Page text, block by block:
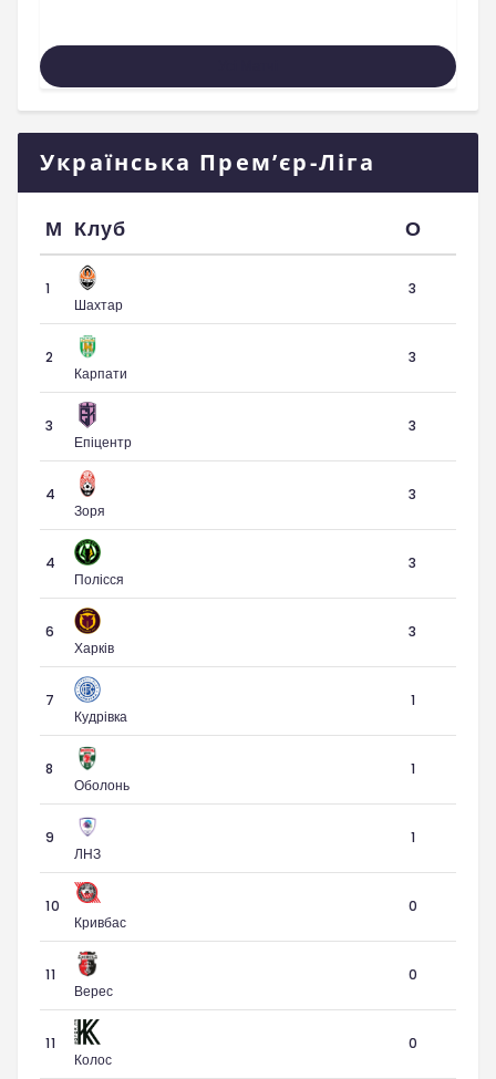
Українська Прем’єр-Ліга
М Клуб О
1
Шахтар
3
2
Карпати
3
3
Епіцентр
3
4
Зоря
3
4
Полісся
3
6
Харків
3
7
Кудрівка
1
8
Оболонь
1
9
ЛНЗ
1
10
Кривбас
0
11
Верес
0
11
Колос
0